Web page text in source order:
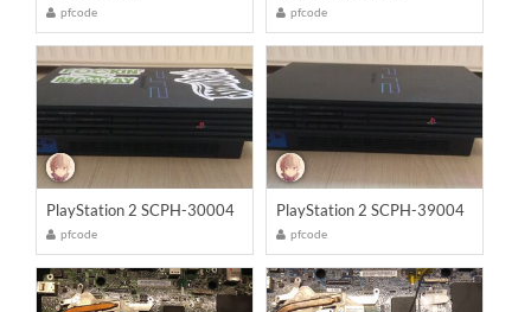
pfcode pfcode
PlayStation 2 SCPH-30004
pfcode
PlayStation 2 SCPH-39004
pfcode